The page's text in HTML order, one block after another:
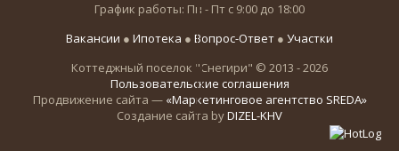
График работы: Пн - Пт с 9:00 до 18:00
Вакансии ● Ипотека ● Вопрос-Ответ ● Участки
Коттеджный поселок "Снегири" © 2013 - 2026
Пользовательские соглашения
Продвижение сайта — «Маркетинговое агентство SREDA»
Создание сайта byDIZEL-KHV